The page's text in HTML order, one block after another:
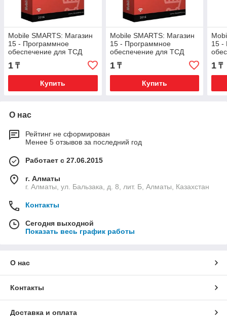
Mobile SMARTS: Магазин
15 - Программное
обеспечение для ТСД
RTL15A-1CANY (Магазин
15, Базовый)
1 ₸
Купить
Mobile SMARTS: Магазин
15 - Программное
обеспечение для ТСД
RTL15C-1CANY (Магазин
15, Мегамаркет)
1₸
Купить
15 -
15,
1 ₸
О нас
Рейтинг не сформирован
Менее 5 отзывов за последний год
Работает с 27.06.2015
г. Алматы
г. Алматы, ул. Бальзака, д. 8, лит. Б, Алматы, Казахстан
Контакты
Сегодня выходной
Показать весь график работы
О нас
Контакты
Доставка и оплата